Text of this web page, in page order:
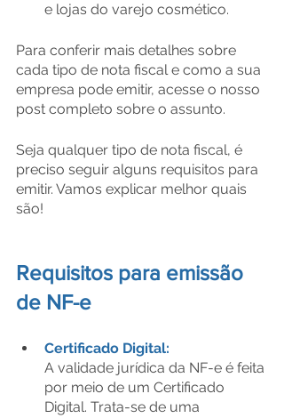
e lojas do varejo cosmético.
Para conferir mais detalhes sobre
cada tipo de nota fiscal e como a sua
empresa pode emitir, acesse o nosso
post completo sobre o assunto.
Seja qualquer tipo de nota fiscal, é
preciso seguir alguns requisitos para
emitir. Vamos explicar melhor quais
são!
Requisitos para emissão
de NF-e
Certificado Digital:
A validade jurídica da NF-e é feita
por meio de um Certificado
Digital. Trata-se de uma